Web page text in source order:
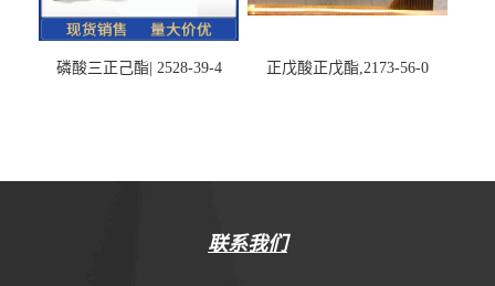
磷酸三正己酯| 2528-39-4 正戊酸正戊酯,2173-56-0
联系我们